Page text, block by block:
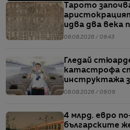
Тарото
идва два века
08.08.2026 / 09:43
Гледай
катастрофа
инструктажа
08.08.2026 / 09:09
4 млрд. евро
българските